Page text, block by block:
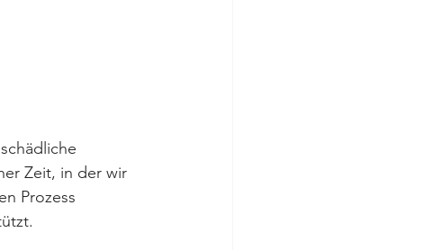
Zeit, in der wir
Prozess